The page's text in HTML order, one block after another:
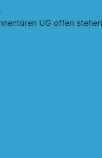
UG offen stehen